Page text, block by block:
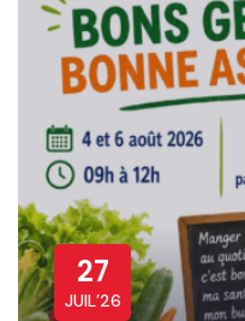
27
JUIL’26